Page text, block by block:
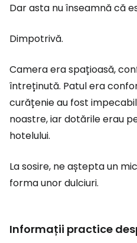
Dar asta nu înseamnă că
Dimpotrivă.
Camera era spațioasă,
întreținută. Patul era
curățenie au fost
noastre, iar dotările erau
hotelului.
La sosire, ne aștepta un
forma unor dulciuri.
Informații practice